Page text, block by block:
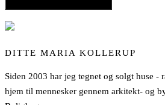
DITTE MARIA KOLLERUP
Siden 2003 har jeg tegnet og solgt huse -
hjem til mennesker gennem arkitekt- og